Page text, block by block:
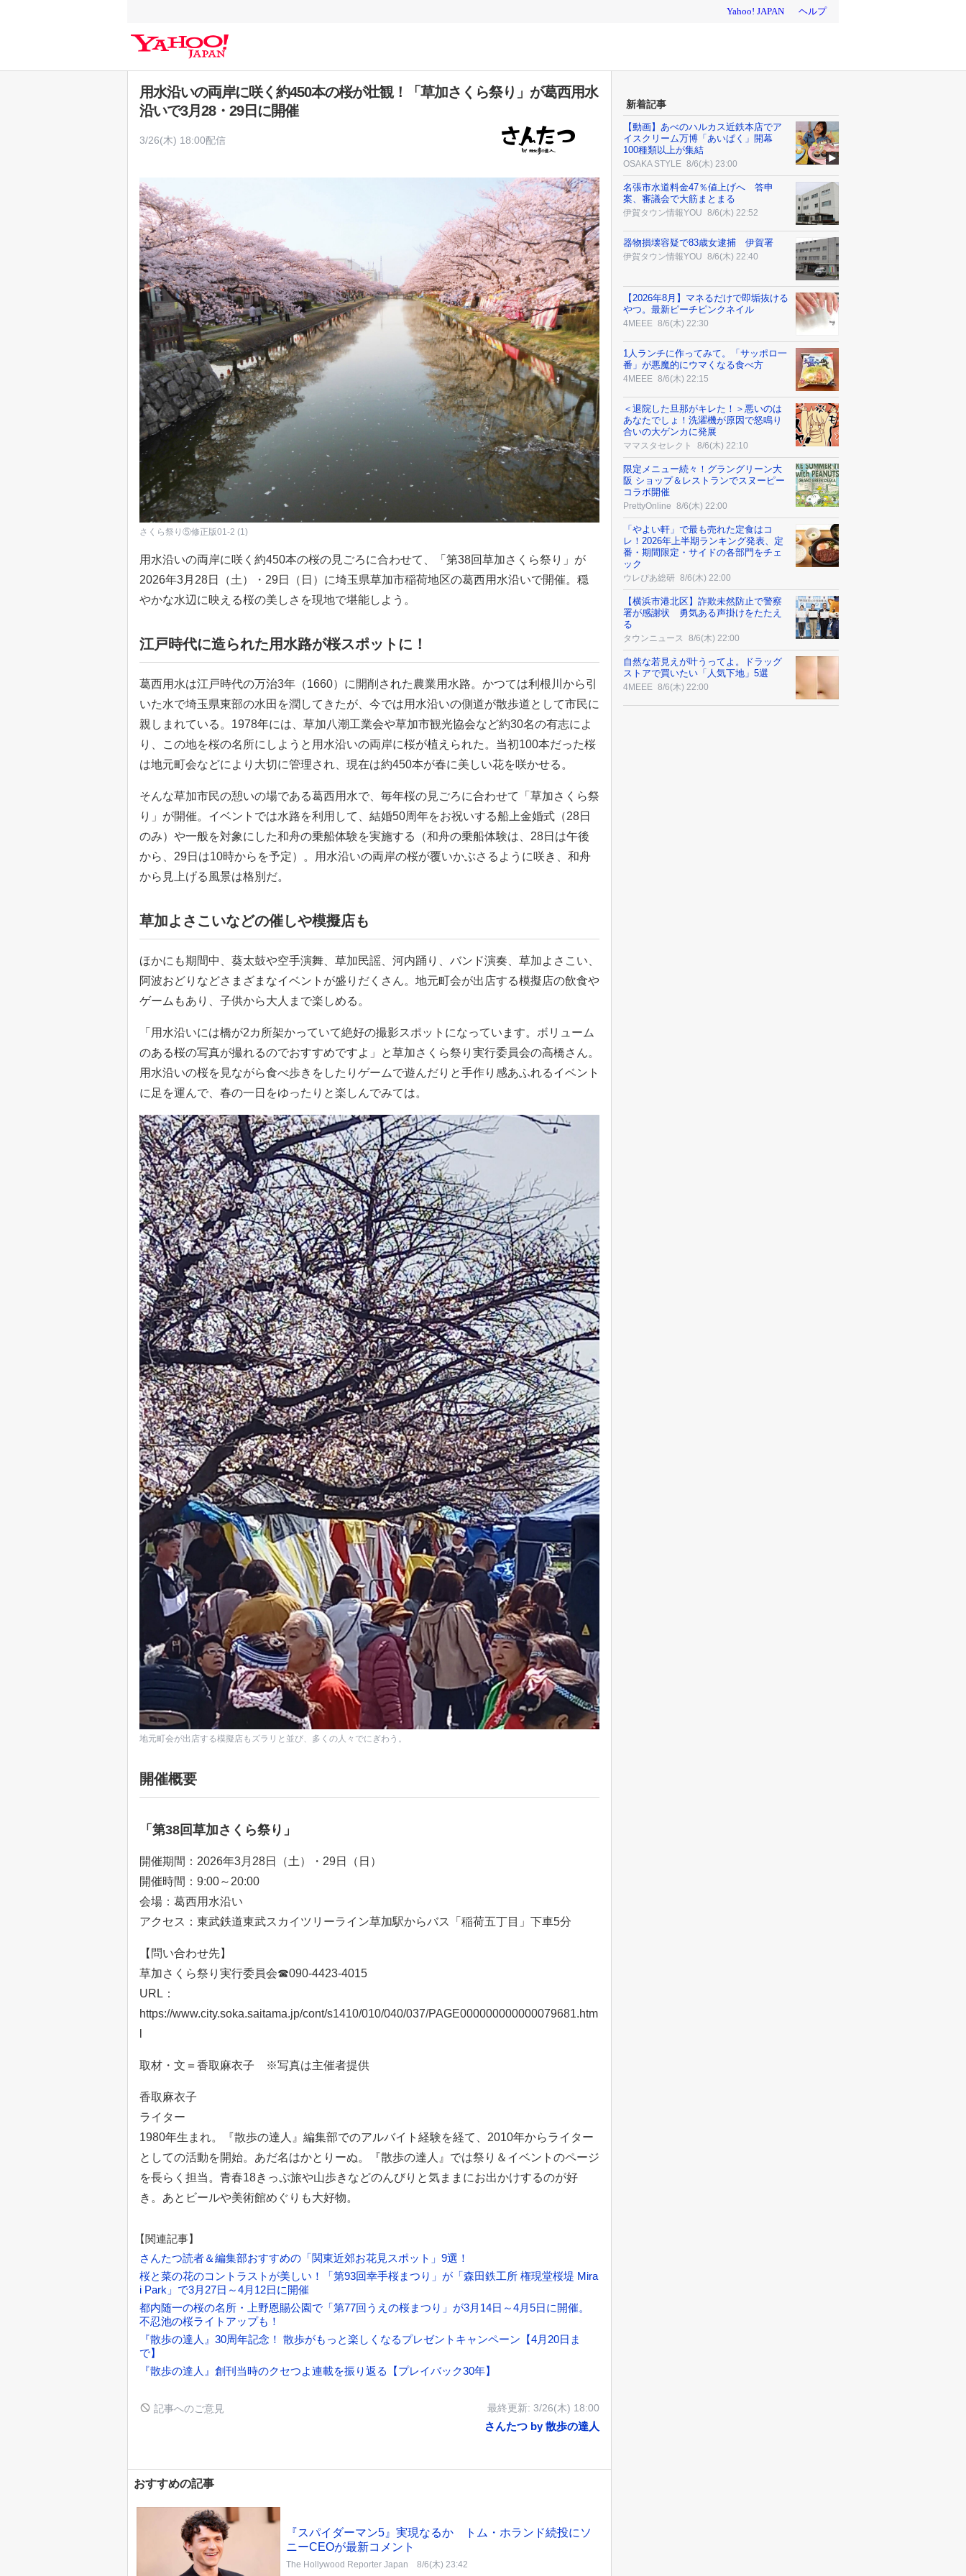
用水沿いの両岸に咲く約450本の桜が壮観！「草加さくら祭り」が葛西用水
沿いで3月28・29日に開催
3/26(木) 18:00配信
さくら祭り⑤修正版01-2 (1)
用水沿いの両岸に咲く約450本の桜の見ごろに合わせて、「第38回草加さくら祭り」が
2026年3月28日（土）・29日（日）に埼玉県草加市稲荷地区の葛西用水沿いで開催。穏
やかな水辺に映える桜の美しさを現地で堪能しよう。
江戸時代に造られた用水路が桜スポットに！
葛西用水は江戸時代の万治3年（1660）に開削された農業用水路。かつては利根川から引
いた水で埼玉県東部の水田を潤してきたが、今では用水沿いの側道が散歩道として市民に
親しまれている。1978年には、草加八潮工業会や草加市観光協会など約30名の有志によ
り、この地を桜の名所にしようと用水沿いの両岸に桜が植えられた。当初100本だった桜
は地元町会などにより大切に管理され、現在は約450本が春に美しい花を咲かせる。
そんな草加市民の憩いの場である葛西用水で、毎年桜の見ごろに合わせて「草加さくら祭
り」が開催。イベントでは水路を利用して、結婚50周年をお祝いする船上金婚式（28日
のみ）や一般を対象にした和舟の乗船体験を実施する（和舟の乗船体験は、28日は午後
から、29日は10時からを予定）。用水沿いの両岸の桜が覆いかぶさるように咲き、和舟
から見上げる風景は格別だ。
草加よさこいなどの催しや模擬店も
ほかにも期間中、葵太鼓や空手演舞、草加民謡、河内踊り、バンド演奏、草加よさこい、
阿波おどりなどさまざまなイベントが盛りだくさん。地元町会が出店する模擬店の飲食や
ゲームもあり、子供から大人まで楽しめる。
「用水沿いには橋が2カ所架かっていて絶好の撮影スポットになっています。ボリューム
のある桜の写真が撮れるのでおすすめですよ」と草加さくら祭り実行委員会の高橋さん。
用水沿いの桜を見ながら食べ歩きをしたりゲームで遊んだりと手作り感あふれるイベント
に足を運んで、春の一日をゆったりと楽しんでみては。
地元町会が出店する模擬店もズラリと並び、多くの人々でにぎわう。
開催概要
「第38回草加さくら祭り」
開催期間：2026年3月28日（土）・29日（日）
開催時間：9:00～20:00
会場：葛西用水沿い
アクセス：東武鉄道東武スカイツリーライン草加駅からバス「稲荷五丁目」下車5分
【問い合わせ先】
草加さくら祭り実行委員会☎090-4423-4015
URL：
https://www.city.soka.saitama.jp/cont/s1410/010/040/037/PAGE000000000000079681.htm
取材・文＝香取麻衣子 ※写真は主催者提供
香取麻衣子
ライター
1980年生まれ。『散歩の達人』編集部でのアルバイト経験を経て、2010年からライター
としての活動を開始。あだ名はかとりーぬ。『散歩の達人』では祭り＆イベントのページ
を長らく担当。青春18きっぷ旅や山歩きなどのんびりと気ままにお出かけするのが好
き。あとビールや美術館めぐりも大好物。
【関連記事】
さんたつ読者＆編集部おすすめの「関東近郊お花見スポット」9選！
桜と菜の花のコントラストが美しい！「第93回幸手桜まつり」が「森田鉄工所 権現堂桜堤 Mira
i Park」で3月27日～4月12日に開催
都内随一の桜の名所・上野恩賜公園で「第77回うえの桜まつり」が3月14日～4月5日に開催。
不忍池の桜ライトアップも！
『散歩の達人』30周年記念！ 散歩がもっと楽しくなるプレゼントキャンペーン【4月20日ま
で】
『散歩の達人』創刊当時のクセつよ連載を振り返る【プレイバック30年】
記事へのご意見 最終更新: 3/26(木) 18:00
さんたつ by 散歩の達人
おすすめの記事
『スパイダーマン5』実現なるか トム・ホランド続投にソ
ニーCEOが最新コメント
The Hollywood Reporter Japan 8/6(木) 23:42
新着記事
【動画】あべのハルカス近鉄本店でア
イスクリーム万博「あいぱく」開幕
100種類以上が集結
OSAKA STYLE 8/6(木) 23:00
名張市水道料金47％値上げへ 答申
案、審議会で大筋まとまる
伊賀タウン情報YOU 8/6(木) 22:52
器物損壊容疑で83歳女逮捕 伊賀署
伊賀タウン情報YOU 8/6(木) 22:40
【2026年8月】マネるだけで即垢抜ける
やつ。最新ピーチピンクネイル
4MEEE 8/6(木) 22:30
1人ランチに作ってみて。「サッポロ一
番」が悪魔的にウマくなる食べ方
4MEEE 8/6(木) 22:15
＜退院した旦那がキレた！＞悪いのは
あなたでしょ！洗濯機が原因で怒鳴り
合いの大ゲンカに発展
ママスタセレクト 8/6(木) 22:10
限定メニュー続々！グラングリーン大
阪 ショップ＆レストランでスヌーピー
コラボ開催
PrettyOnline 8/6(木) 22:00
「やよい軒」で最も売れた定食はコ
レ！2026年上半期ランキング発表、定
番・期間限定・サイドの各部門をチェ
ック
ウレぴあ総研 8/6(木) 22:00
【横浜市港北区】詐欺未然防止で警察
署が感謝状 勇気ある声掛けをたたえ
る
タウンニュース 8/6(木) 22:00
自然な若見えが叶うってよ。ドラッグ
ストアで買いたい「人気下地」5選
4MEEE 8/6(木) 22:00